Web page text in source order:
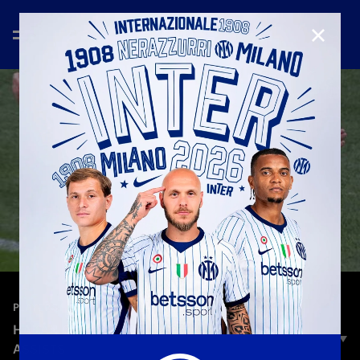
PLAYERS —25 giu 2026
HAKAN CALHANOGLU | SKILLS, GOALS AND
ASSISTS